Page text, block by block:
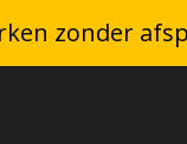
zonder